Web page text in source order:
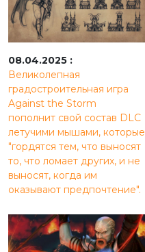
08.04.2025 :
Великолепная
градостроительная игра
Against the Storm
пополнит свой состав DLC
летучими мышами, которые
"гордятся тем, что выносят
то, что ломает других, и не
выносят, когда им
оказывают предпочтение".